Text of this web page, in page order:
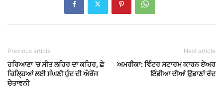
Previous article
ਹਰਿਆਣਾ ‘ਚ ਸੀਤ ਲਹਿਰ ਦਾ ਕਹਿਰ, ਛੇ
ਜ਼ਿਲ੍ਹਿਆਂ ਲਈ ਸੰਘਣੀ ਧੁੰਦ ਦੀ ਔਰੇਂਜ
ਚੇਤਾਵਨੀ
Next article
ਅਮਰੀਕਾ: ਵਿੰਟਰ ਸਟਾਰਮ ਕਾਰਨ ਏਅਰ
ਇੰਡੀਆ ਦੀਆਂ ਉਡਾਣਾਂ ਰੱਦ